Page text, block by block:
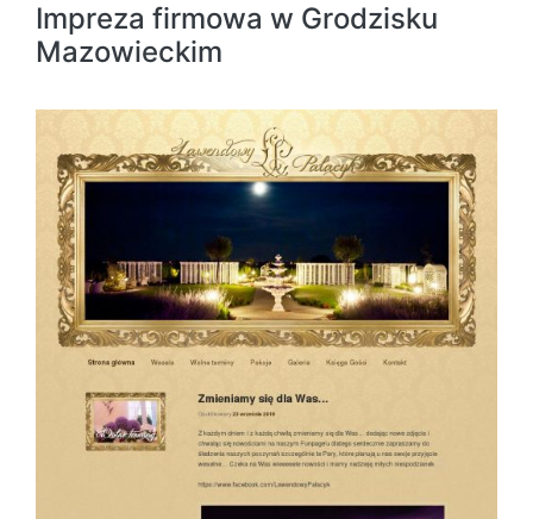
Impreza firmowa w Grodzisku
Mazowieckim